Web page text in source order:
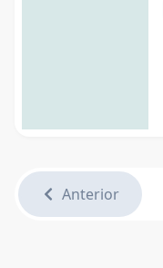
Anterior